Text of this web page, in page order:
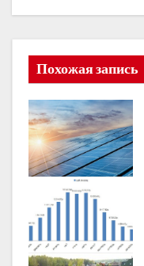
я
п
о
з
п
и
Похожая запись